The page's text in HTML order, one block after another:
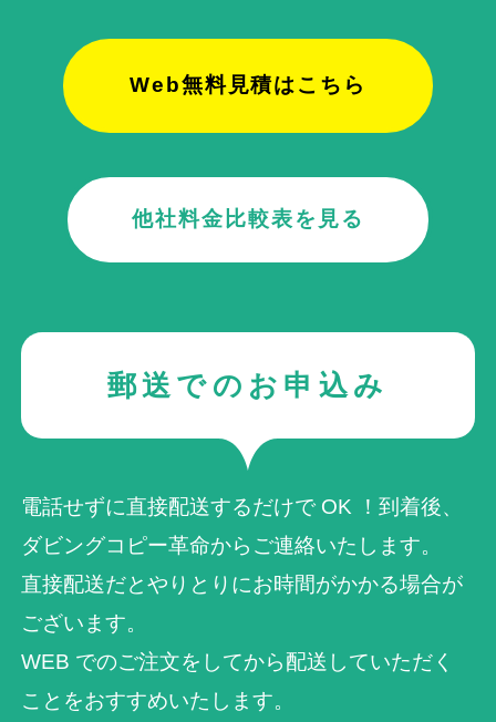
Web無料見積はこちら
他社料金比較表を見る
郵送でのお申込み
電話せずに直接配送するだけで OK ！到着後、
ダビングコピー革命からご連絡いたします。
直接配送だとやりとりにお時間がかかる場合が
ございます。
WEB でのご注⽂をしてから配送していただく
ことをおすすめいたします。